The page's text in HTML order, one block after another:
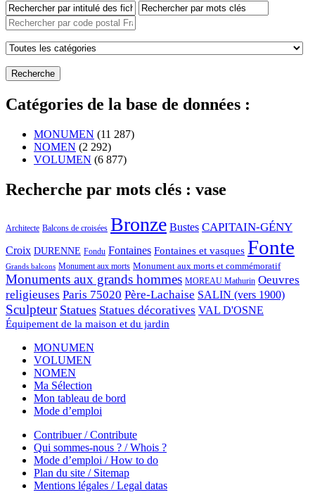
Catégories de la base de données :
MONUMEN (11 287)
NOMEN (2 292)
VOLUMEN (6 877)
Recherche par mots clés : vase
Architecte Balcons de croisées Bronze Bustes CAPITAIN-GÉNY
Croix DURENNE Fondu Fontaines Fontaines et vasques Fonte
Grands balcons Monument aux morts Monument aux morts et commémoratif
Monuments aux grands hommes MOREAU Mathurin Oeuvres
religieuses Paris 75020 Père-Lachaise SALIN (vers 1900)
Sculpteur Statues Statues décoratives VAL D'OSNE
Équipement de la maison et du jardin
MONUMEN
VOLUMEN
NOMEN
Ma Sélection
Mon tableau de bord
Mode d’emploi
Contribuer / Contribute
Qui sommes-nous ? / Whois ?
Mode d’emploi / How to do
Plan du site / Sitemap
Mentions légales / Legal datas